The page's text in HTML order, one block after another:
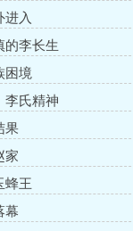
进入
的李长生
困境
李氏精神
果
家
蜂王
幕